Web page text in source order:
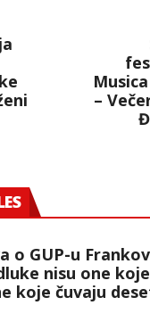
–
o GUP-u
nisu one
koje čuvaju